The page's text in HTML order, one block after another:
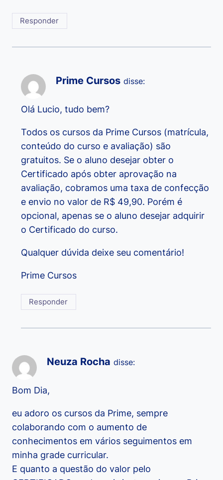
Responder
Prime Cursos disse:
Olá Lucio, tudo bem?
Todos os cursos da Prime Cursos (matrícula,
conteúdo do curso e avaliação) são
gratuitos. Se o aluno desejar obter o
Certificado após obter aprovação na
avaliação, cobramos uma taxa de confecção
e envio no valor de R$ 49,90. Porém é
opcional, apenas se o aluno desejar adquirir
o Certificado do curso.
Qualquer dúvida deixe seu comentário!
Prime Cursos
Responder
Neuza Rocha disse:
Bom Dia,
eu adoro os cursos da Prime, sempre
colaborando com o aumento de
conhecimentos em vários seguimentos em
minha grade curricular.
E quanto a questão do valor pelo